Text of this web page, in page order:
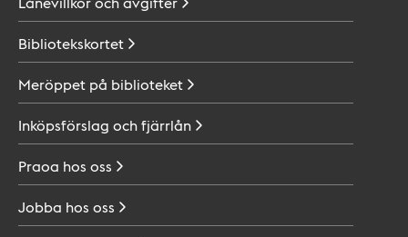
Bibliotekskortet
Meröppet på biblioteket
Inköpsförslag ochfjärrlån
Praoa hos oss
Jobba hos oss